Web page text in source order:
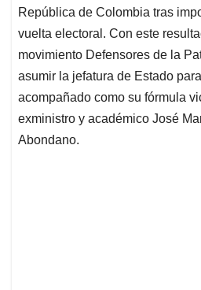
p
k
n
República de Colombia tras
vuelta electoral. Con este
movimiento Defensores de la
asumir la jefatura de Estado
acompañado como su fórmula
exministro y académico José
Abondano.